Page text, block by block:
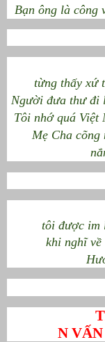
Bạn ông là công
từng thấy xứ
Người đưa thư đi
Tôi nhớ quá Việt
Mẹ Cha cõng
tôi được im
khi nghĩ về
N